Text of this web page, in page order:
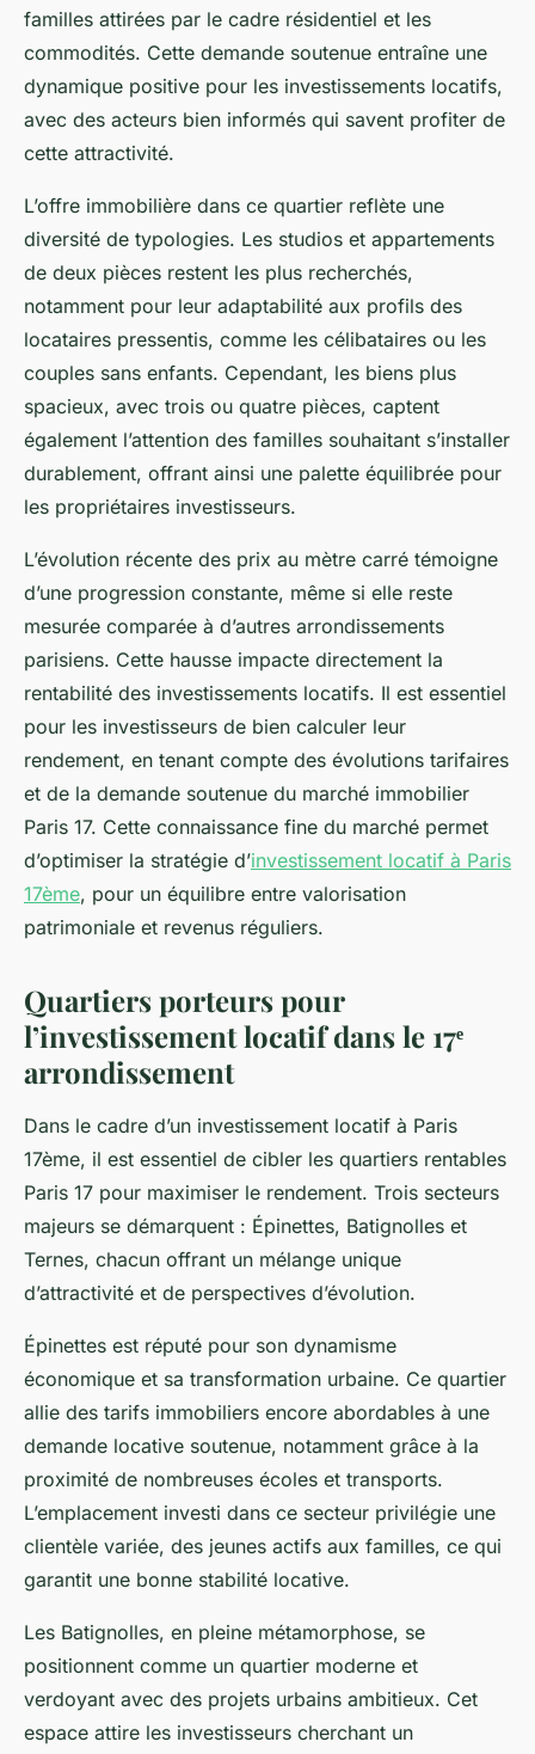
familles attirées par le cadre résidentiel et les
commodités. Cette demande soutenue entraîne une
dynamique positive pour les investissements locatifs,
avec des acteurs bien informés qui savent profiter de
cette attractivité.
L’offre immobilière dans ce quartier reflète une
diversité de typologies. Les studios et appartements
de deux pièces restent les plus recherchés,
notamment pour leur adaptabilité aux profils des
locataires pressentis, comme les célibataires ou les
couples sans enfants. Cependant, les biens plus
spacieux, avec trois ou quatre pièces, captent
également l’attention des familles souhaitant s’installer
durablement, offrant ainsi une palette équilibrée pour
les propriétaires investisseurs.
L’évolution récente des prix au mètre carré témoigne
d’une progression constante, même si elle reste
mesurée comparée à d’autres arrondissements
parisiens. Cette hausse impacte directement la
rentabilité des investissements locatifs. Il est essentiel
pour les investisseurs de bien calculer leur
rendement, en tenant compte des évolutions tarifaires
et de la demande soutenue du marché immobilier
Paris 17. Cette connaissance fine du marché permet
d’optimiser la stratégie d’investissement locatif à Paris
17ème, pour un équilibre entre valorisation
patrimoniale et revenus réguliers.
Quartiers porteurs pour
l’investissement locatif dans le 17ᵉ
arrondissement
Dans le cadre d’un investissement locatif à Paris
17ème, il est essentiel de cibler les quartiers rentables
Paris 17 pour maximiser le rendement. Trois secteurs
majeurs se démarquent : Épinettes, Batignolles et
Ternes, chacun offrant un mélange unique
d’attractivité et de perspectives d’évolution.
Épinettes est réputé pour son dynamisme
économique et sa transformation urbaine. Ce quartier
allie des tarifs immobiliers encore abordables à une
demande locative soutenue, notamment grâce à la
proximité de nombreuses écoles et transports.
L’emplacement investi dans ce secteur privilégie une
clientèle variée, des jeunes actifs aux familles, ce qui
garantit une bonne stabilité locative.
Les Batignolles, en pleine métamorphose, se
positionnent comme un quartier moderne et
verdoyant avec des projets urbains ambitieux. Cet
espace attire les investisseurs cherchant un